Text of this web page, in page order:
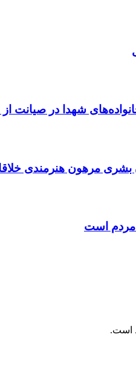
شهدا در صیانت
مرهون هنرمندی
مردم است
است.